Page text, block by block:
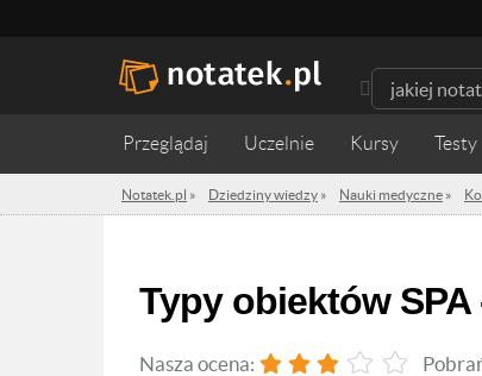
Przeglądaj Uczelnie Kursy Testy
Notatek.pl » Dziedziny wiedzy » Nauki medyczne »
Typy obiektów SPA
Nasza ocena: